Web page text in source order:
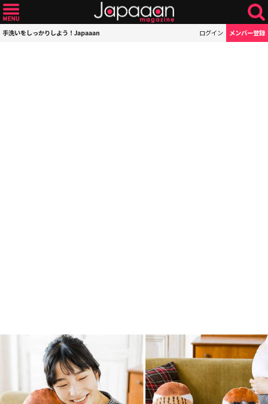
手洗いをしっかりしよう！Japaaan ログイン メンバー登録